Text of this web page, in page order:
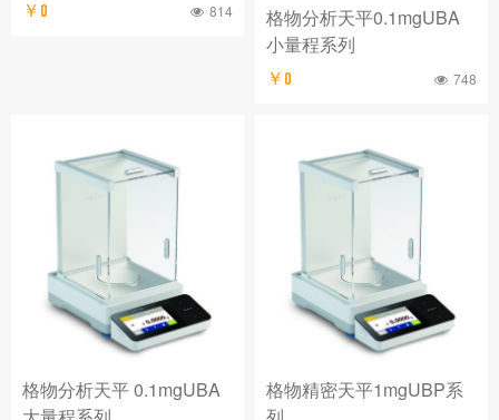
￥0 814
格物分析天平0.1mgUBA
小量程系列
￥0 748
格物分析天平 0.1mgUBA
格物精密天平1mgUBP系